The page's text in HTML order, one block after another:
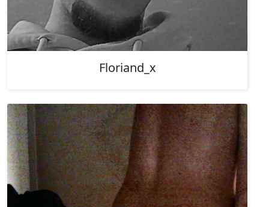
Floriand_x